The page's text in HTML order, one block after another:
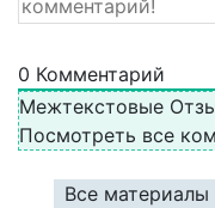
0 Комментарий
Межтекстовые
Посмотреть все
Все материалы